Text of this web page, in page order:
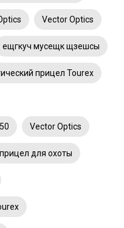
Vector Optics
ещгкуч мусещк щзешсы
прицел Tourex
Vector Optics
прицел для охоты